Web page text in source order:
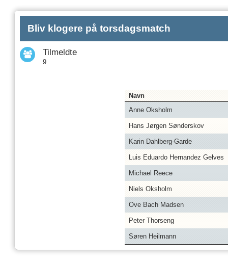
Bliv klogere på torsdagsmatch
Tilmeldte
9
Navn
Anne Oksholm
Hans Jørgen Sønderskov
Karin Dahlberg-Garde
Luis Eduardo Hernandez Gelves
Michael Reece
Niels Oksholm
Ove Bach Madsen
Peter Thorseng
Søren Heilmann